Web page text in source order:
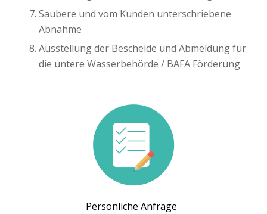
Saubere und vom Kunden unterschriebene
Abnahme
Ausstellung der Bescheide und Abmeldung für
die untere Wasserbehörde / BAFA Förderung
Persönliche Anfrage